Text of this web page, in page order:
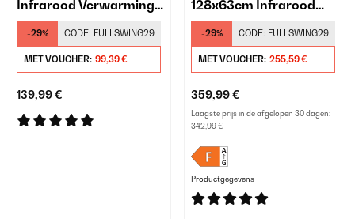
Infrarood Verwarming
Vrijstaand​ Zwart
-29% CODE: FULLSWING29
MET VOUCHER: 99,39 €
139,99 €
128x63cm Infrarood
Paneel Wit
-29% CODE: FULLSWING29
MET VOUCHER: 255,59 €
359,99 €
Laagste prijs in de afgelopen 30 dagen:
342,99 €
Productgegevens